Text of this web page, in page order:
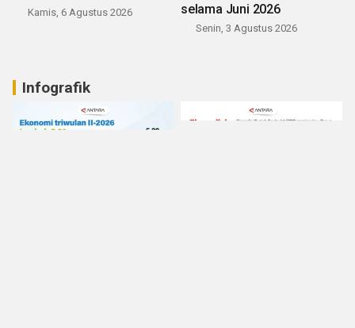
Kamis, 6 Agustus 2026
selama Juni 2026
Senin, 3 Agustus 2026
Infografik